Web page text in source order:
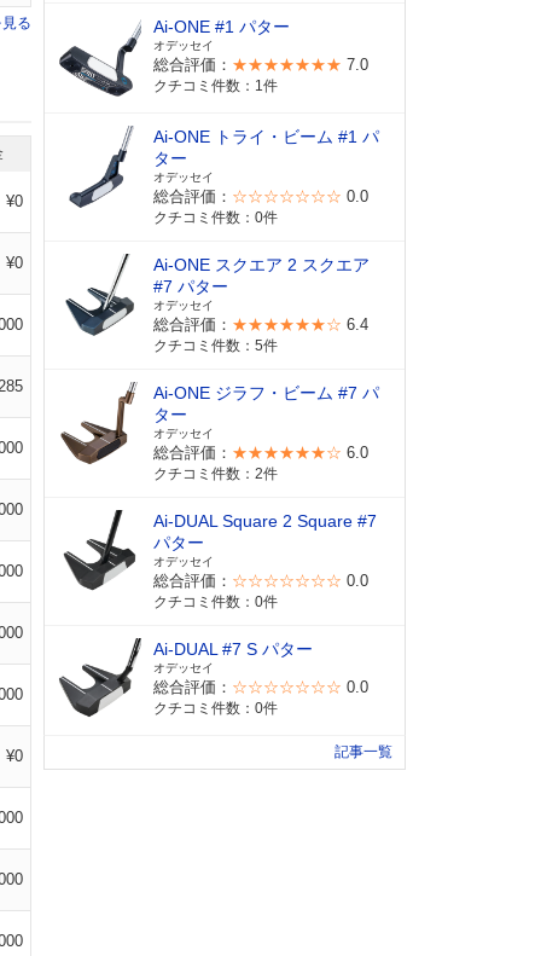
る
¥0
¥0
¥0
Ai-ONE #1 パター
オデッセイ
総合評価： ★★★★★★★ 7.0
クチコミ件数：1件
Ai-ONE トライ・ビーム #1 パ
ター
オデッセイ
総合評価： ☆☆☆☆☆☆☆ 0.0
クチコミ件数：0件
Ai-ONE スクエア 2 スクエア
#7 パター
オデッセイ
総合評価： ★★★★★★☆ 6.4
クチコミ件数：5件
Ai-ONE ジラフ・ビーム #7 パ
ター
オデッセイ
総合評価： ★★★★★★☆ 6.0
クチコミ件数：2件
Ai-DUAL Square 2 Square #7
パター
オデッセイ
総合評価： ☆☆☆☆☆☆☆ 0.0
クチコミ件数：0件
Ai-DUAL #7 S パター
オデッセイ
総合評価： ☆☆☆☆☆☆☆ 0.0
クチコミ件数：0件
記事一覧